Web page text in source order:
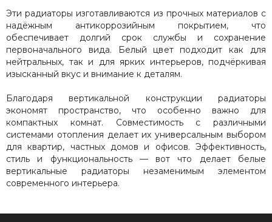
Эти радиаторы изготавливаются из прочных материалов с
надёжным антикоррозийным покрытием, что
обеспечивает долгий срок службы и сохранение
первоначального вида. Белый цвет подходит как для
нейтральных, так и для ярких интерьеров, подчёркивая
изысканный вкус и внимание к деталям.
Благодаря вертикальной конструкции радиаторы
экономят пространство, что особенно важно для
компактных комнат. Совместимость с различными
системами отопления делает их универсальным выбором
для квартир, частных домов и офисов. Эффективность,
стиль и функциональность — вот что делает белые
вертикальные радиаторы незаменимым элементом
современного интерьера.